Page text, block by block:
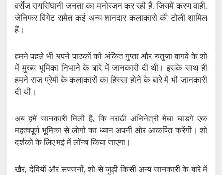
वर्सेज रायसिंघानी जनता का मनोरंजन कर रही हैं, जिसमें करण वाही,
जेनिफर विंगेट समेत कई अन्य शानदार कलाकारो की टोली शामिल
हैं।
हमने पहले भी अपने पाठकों को अंकित गुप्ता और रुतुजा बागवे के शो
में मुख्य भूमिका निभाने के बारे में जानकारी दी थी। इसके साथ ही
हमने राज प्रेमी के कलाकारों का हिस्सा होने के बारे में भी जानकारी
दी थी।
अब हमें जानकारी मिली है, कि मराठी अभिनेत्री मेघा घाडगे एक
महत्वपूर्ण भूमिका से लोगो का ध्यान अपनी ओर आकर्षित करेंगी। शो
दर्शको के लिए मई में लॉन्च किया जाएगा।
खैर, देवियों और सज्जनों, शो से जुड़ी किसी अन्य जानकारी के बारे में